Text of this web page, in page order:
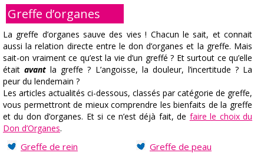
Greffe d’organes
La greffe d’organes sauve des vies ! Chacun le sait, et connait
aussi la relation directe entre le don d’organes et la greffe. Mais
sait-on vraiment ce qu’est la vie d’un greffé ? Et surtout ce qu’elle
étaitavant la greffe ? L’angoisse, la douleur, l’incertitude ? La
peur du lendemain ?
Les articles actualités ci-dessous, classés par catégorie de greffe,
vous permettront de mieux comprendre les bienfaits de la greffe
et du don d’organes. Et si ce n’est déjà fait, de faire le choix du
Don d’Organes.
Greffe de rein
Greffe de peau